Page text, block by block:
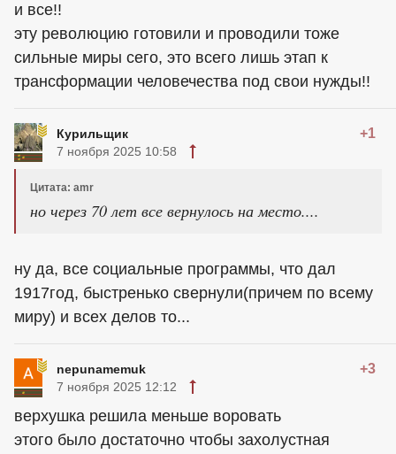
и все!!
эту революцию готовили и проводили тоже
сильные миры сего, это всего лишь этап к
трансформации человечества под свои нужды!!
Курильщик +1
7 ноября 2025 10:58
Цитата: amr
но через 70 лет все вернулось на место....
ну да, все социальные программы, что дал
1917год, быстренько свернули(причем по всему
миру) и всех делов то...
nepunamemuk +3
7 ноября 2025 12:12
верхушка решила меньше воровать
этого было достаточно чтобы захолустная